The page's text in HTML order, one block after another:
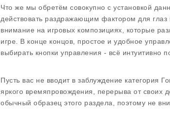
Что же мы обретём совокупно с установкой
действовать раздражающим фактором для глаз
внимание на игровых композициях, которые
игре. В конце концов, простое и удобное
выбирать кнопки управления - всё интуитивно
Пусть вас не вводит в заблуждение категория
яркого времяпровождения, перерыва от своих
обычный образец этого раздела, поэтому не